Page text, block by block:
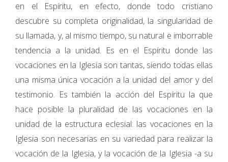
en el Espíritu, en efecto, donde todo cristiano
descubre su completa originalidad, la singularidad de
su llamada, y, al mismo tiempo, su natural e imborrable
tendencia a la unidad. Es en el Espíritu donde las
vocaciones en la Iglesia son tantas, siendo todas ellas
una misma única vocación a la unidad del amor y del
testimonio. Es también la acción del Espíritu la que
hace posible la pluralidad de las vocaciones en la
unidad de la estructura eclesial: las vocaciones en la
Iglesia son necesarias en su variedad para realizar la
vocación de la Iglesia, y la vocación de la Iglesia -a su